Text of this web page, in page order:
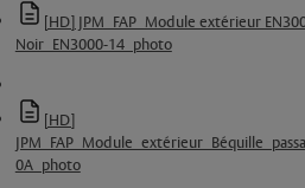
[HD] JPM_FAP_Module extérieur
Noir_EN3000-14_photo
[HD]
0A_photo